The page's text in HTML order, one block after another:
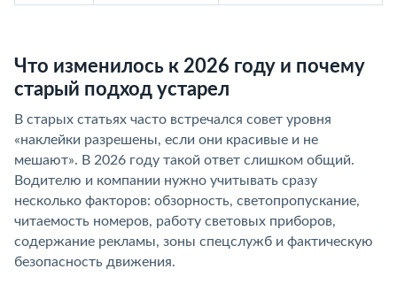
Что изменилось к 2026 году и почему
старый подход устарел
В старых статьях часто встречался совет уровня
«наклейки разрешены, если они красивые и не
мешают». В 2026 году такой ответ слишком общий.
Водителю и компании нужно учитывать сразу
несколько факторов: обзорность, светопропускание,
читаемость номеров, работу световых приборов,
содержание рекламы, зоны спецслужб и фактическую
безопасность движения.